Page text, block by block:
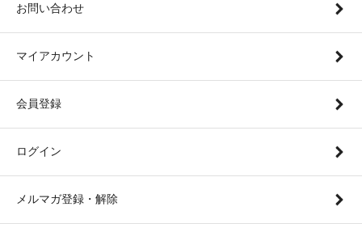
お問い合わせ
マイアカウント
会員登録
ログイン
メルマガ登録・解除